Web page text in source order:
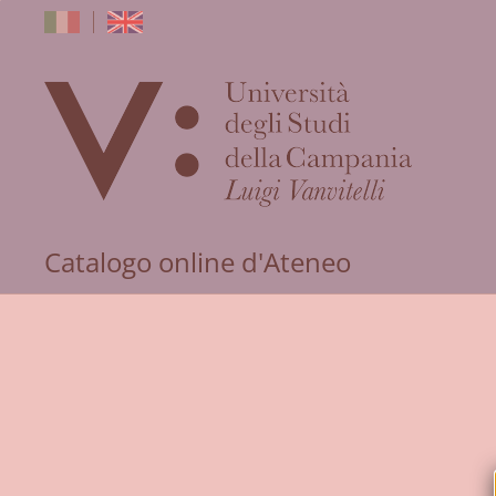
Catalogo online d'Ateneo
degli